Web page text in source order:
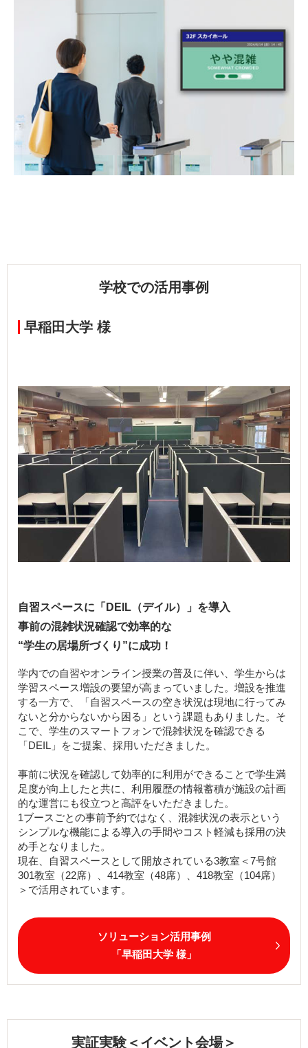
学校での活用事例
早稲田大学 様
自習スペースに「DEIL（デイル）」を導入
事前の混雑状況確認で効率的な
“学生の居場所づくり”に成功！
学内での自習やオンライン授業の普及に伴い、学生からは
学習スペース増設の要望が高まっていました。増設を推進
する一方で、「自習スペースの空き状況は現地に行ってみ
ないと分からないから困る」という課題もありました。そ
こで、学生のスマートフォンで混雑状況を確認できる
「DEIL」をご提案、採用いただきました。
事前に状況を確認して効率的に利用ができることで学生満
足度が向上したと共に、利用履歴の情報蓄積が施設の計画
的な運営にも役立つと高評をいただきました。
1ブースごとの事前予約ではなく、混雑状況の表示という
シンプルな機能による導入の手間やコスト軽減も採用の決
め手となりました。
現在、自習スペースとして開放されている3教室＜7号館
301教室（22席）、414教室（48席）、418教室（104席）
＞で活用されています。
ソリューション活用事例
「早稲田大学 様」
実証実験＜イベント会場＞